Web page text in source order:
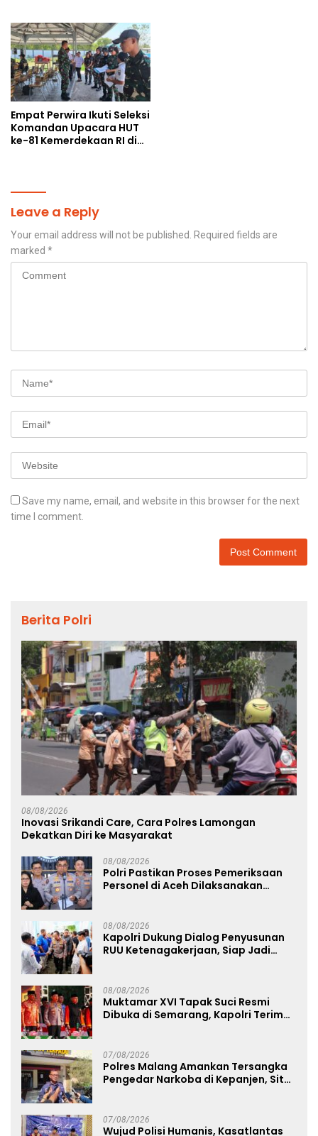
Empat Perwira Ikuti Seleksi
Komandan Upacara HUT
ke-81 Kemerdekaan RI di
Leave a Reply
Your email address will not be published.
Required fields are
marked *
Save my name, email, and website in this browser for the next
time I comment.
Berita Polri
08/08/2026
Inovasi Srikandi Care, Cara Polres Lamongan
Dekatkan Diri ke Masyarakat
08/08/2026
Polri Pastikan Proses Pemeriksaan
Personel di Aceh Dilaksanakan
08/08/2026
Kapolri Dukung Dialog Penyusunan
RUU Ketenagakerjaan, Siap Jadi
08/08/2026
Muktamar XVI Tapak Suci Resmi
Dibuka di Semarang, Kapolri Terima
07/08/2026
Polres Malang Amankan Tersangka
Pengedar Narkoba di Kepanjen, Sita
07/08/2026
Wujud Polisi Humanis, Kasatlantas